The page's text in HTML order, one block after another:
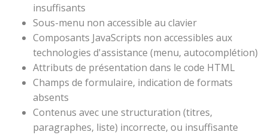
insuffisants
Sous-menu non accessible au clavier
Composants JavaScripts non accessibles aux
technologies d'assistance (menu, autocomplétion)
Attributs de présentation dans le code HTML
Champs de formulaire, indication de formats
absents
Contenus avec une structuration (titres,
paragraphes, liste) incorrecte, ou insuffisante